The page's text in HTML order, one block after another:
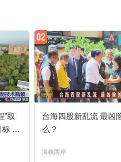
预约
预约
预约
”取
突
台海四股新乱流 最凶
么？
海峡两岸
02